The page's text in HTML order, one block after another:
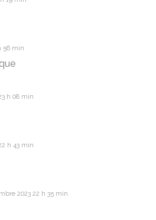
56 min
h 08 min
h 43 min
2023 22 h 35 min